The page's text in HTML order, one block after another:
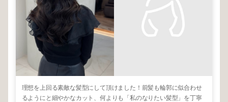
理想を上回る素敵な髪型にして頂けました！前髪も輪郭に似合わせ
るようにと細やかなカット、何よりも「私のなりたい髪型」を丁寧